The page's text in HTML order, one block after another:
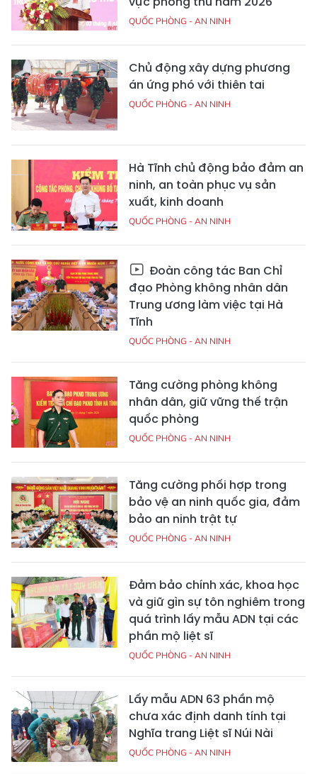
QUỐC PHÒNG - AN NINH
Chủ động xây dựng phương
án ứng phó với thiên tai
QUỐC PHÒNG - AN NINH
Hà Tĩnh chủ động bảo đảm an
ninh, an toàn phục vụ sản
xuất, kinh doanh
QUỐC PHÒNG - AN NINH
Đoàn công tác Ban Chỉ
đạo Phòng không nhân dân
Trung ương làm việc tại Hà
Tĩnh
QUỐC PHÒNG - AN NINH
Tăng cường phòng không
nhân dân, giữ vững thế trận
quốc phòng
QUỐC PHÒNG - AN NINH
Tăng cường phối hợp trong
bảo vệ an ninh quốc gia, đảm
bảo an ninh trật tự
QUỐC PHÒNG - AN NINH
Đảm bảo chính xác, khoa học
và giữ gìn sự tôn nghiêm trong
quá trình lấy mẫu ADN tại các
phần mộ liệt sĩ
QUỐC PHÒNG - AN NINH
Lấy mẫu ADN 63 phần mộ
chưa xác định danh tính tại
Nghĩa trang Liệt sĩ Núi Nài
QUỐC PHÒNG - AN NINH